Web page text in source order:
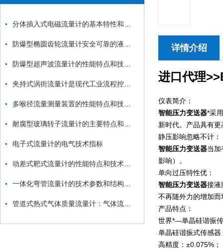
电子式流量计的电气技术指标
详情介绍
进口代理
仪表简介：
智能压力变送器*采
新时代。产品具有
静压影响忽略不计：
智能压力变送器当加
影响）。
单向过压特性优：
智能压力变送器接液
不再随外力的增加
产品特点：
世界*—单晶硅谐振
单晶硅谐振式传感器
高精度：±0.075%；